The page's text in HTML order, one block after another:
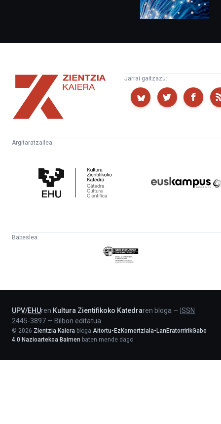
Zientzia
Kaiera
Jarrai gaitzazu:
Argitaratzailea:
Zientifikoko
Katedra
Babeslea:
Eusko
Jaurlaritza
UPV/EHUren Kultura Zientifikoko Katedraren bloga — ISSN
2445-3897 — Bilbon editatua
© 2026 Zientzia Kaiera bloga Aitortu-EzKomertziala-LanEratorririkGabe
4.0 Nazioartekoa Baimen baten mende dago